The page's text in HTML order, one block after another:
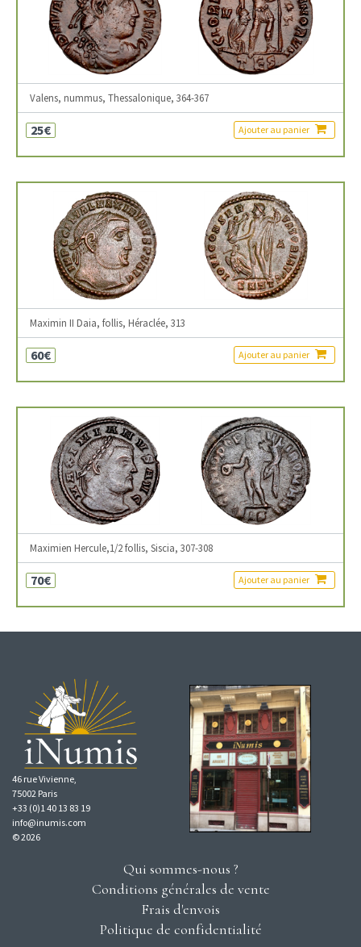
Valens, nummus, Thessalonique, 364-367
25€ Ajouter au panier
Maximin II Daia, follis, Héraclée, 313
60€ Ajouter au panier
Maximien Hercule,1/2 follis, Siscia, 307-308
70€ Ajouter au panier
46 rue Vivienne,
75002 Paris
+33 (0)1 40 13 83 19
info@inumis.com
© 2026
Qui sommes-nous ?
Conditions générales de vente
Frais d'envois
Politique de confidentialité